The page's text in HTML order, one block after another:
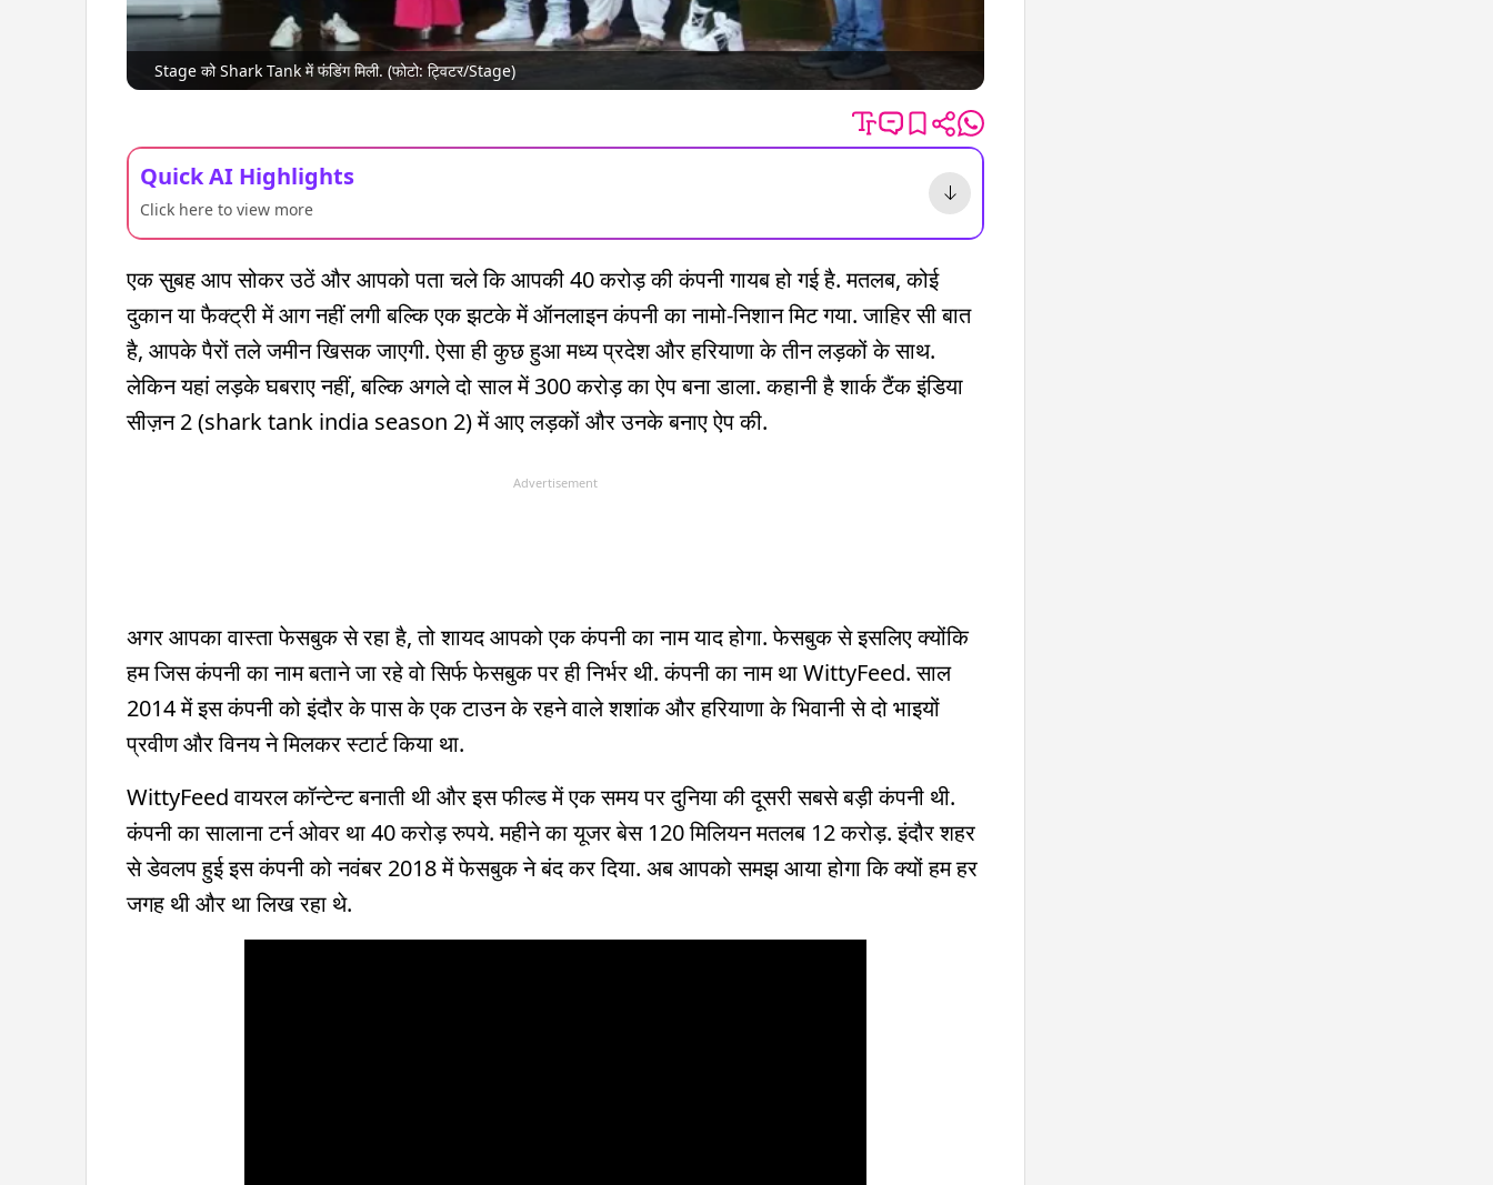
Stage को Shark Tank में फंडिंग मिली. (फोटो: ट्विटर/Stage)
Quick AI Highlights
Click here to view more
एक सुबह आप सोकर उठें और आपको पता चले कि आपकी 40 करोड़ की कंपनी गायब हो गई है. मतलब, कोई
दुकान या फैक्ट्री में आग नहीं लगी बल्कि एक झटके में ऑनलाइन कंपनी का नामो-निशान मिट गया. जाहिर सी बात
है, आपके पैरों तले जमीन खिसक जाएगी. ऐसा ही कुछ हुआ मध्य प्रदेश और हरियाणा के तीन लड़कों के साथ.
लेकिन यहां लड़के घबराए नहीं, बल्कि अगले दो साल में 300 करोड़ का ऐप बना डाला. कहानी है शार्क टैंक इंडिया
सीज़न 2 (shark tank india season 2) में आए लड़कों और उनके बनाए ऐप की.
Advertisement
अगर आपका वास्ता फेसबुक से रहा है, तो शायद आपको एक कंपनी का नाम याद होगा. फेसबुक से इसलिए क्योंकि
हम जिस कंपनी का नाम बताने जा रहे वो सिर्फ फेसबुक पर ही निर्भर थी. कंपनी का नाम था WittyFeed. साल
2014 में इस कंपनी को इंदौर के पास के एक टाउन के रहने वाले शशांक और हरियाणा के भिवानी से दो भाइयों
प्रवीण और विनय ने मिलकर स्टार्ट किया था.
WittyFeed वायरल कॉन्टेन्ट बनाती थी और इस फील्ड में एक समय पर दुनिया की दूसरी सबसे बड़ी कंपनी थी.
कंपनी का सालाना टर्न ओवर था 40 करोड़ रुपये. महीने का यूजर बेस 120 मिलियन मतलब 12 करोड़. इंदौर शहर
से डेवलप हुई इस कंपनी को नवंबर 2018 में फेसबुक ने बंद कर दिया. अब आपको समझ आया होगा कि क्यों हम हर
जगह थी और था लिख रहा थे.